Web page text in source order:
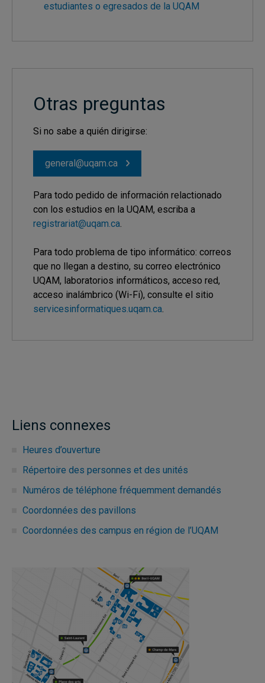
Liens connexes
Heures d’ouverture
Répertoire des personnes et des unités
Numéros de téléphone fréquemment demandés
Coordonnées des pavillons
Coordonnées des campus en région de l’UQAM
estudiantes o egresados de la UQAM
Otras preguntas
Si no sabe a quién dirigirse:
general@uqam.ca
Para todo pedido de información relactionado
con los estudios en la UQAM, escriba a
registrariat@uqam.ca.
Para todo problema de tipo informático: correos
que no llegan a destino, su correo electrónico
UQAM, laboratorios informáticos, acceso red,
acceso inalámbrico (Wi-Fi), consulte el sitio
servicesinformatiques.uqam.ca.